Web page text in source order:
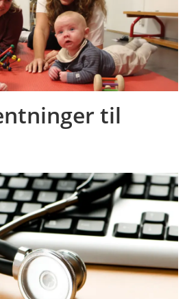
til